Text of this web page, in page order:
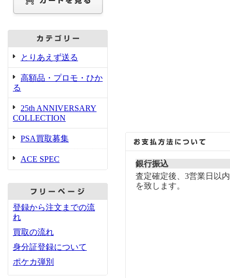
とりあえず送る
高額品・プロモ・ひか
る
25th ANNIVERSARY
COLLECTION
PSA買取募集
ACE SPEC
登録から注文までの流
れ
買取の流れ
身分証登録について
ポケカ弾別
銀行振込
査定確定後、3営業日以
を致します。